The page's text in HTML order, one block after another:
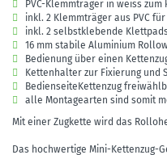
PVC-Klemmträger in weiss
inkl. 2 Klemmträger aus PVC
inkl. 2 selbstklebende
16 mm stabile Aluminium
Bedienung über einen
Kettenhalter zur Fixierung und
BedienseiteKettenzug
alle Montagearten sind somit
Mit einer Zugkette wird das
Das hochwertige Mini-